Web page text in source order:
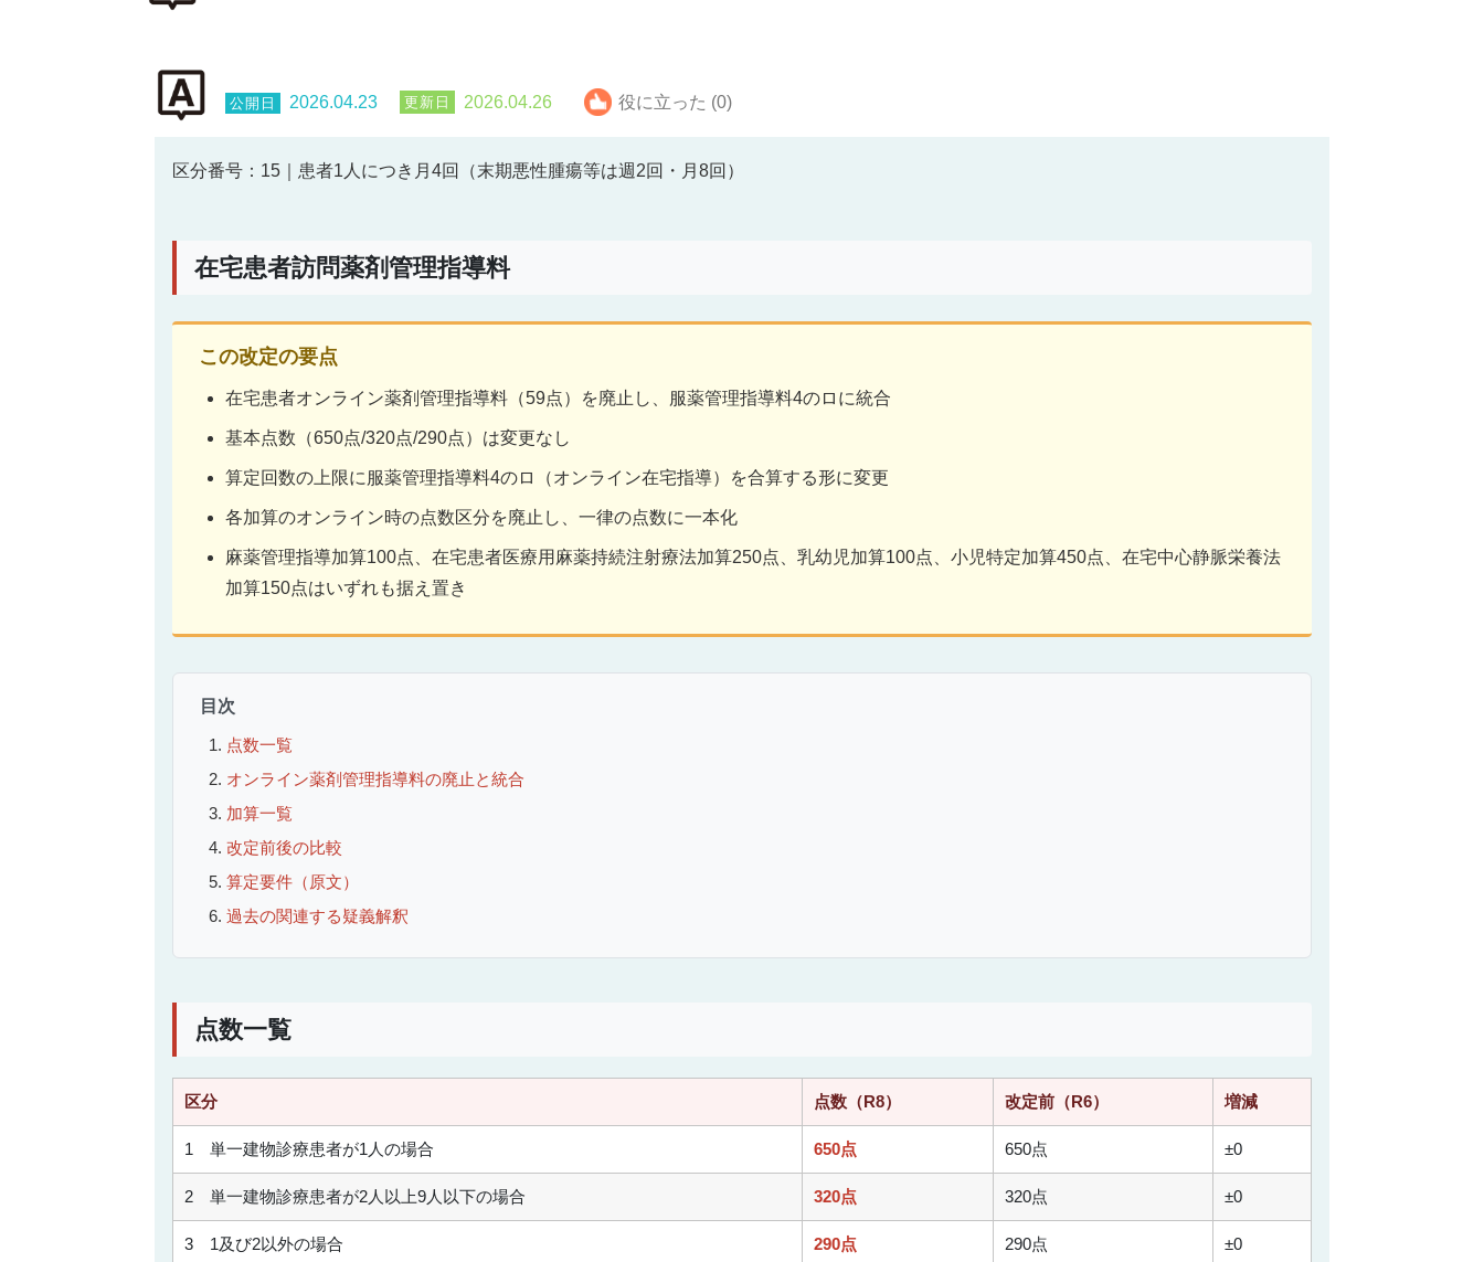
2026.04.23 2026.04.26 役に立った (0)
区分番号：15｜患者1人につき月4回（末期悪性腫瘍等は週2回・月8回）
在宅患者訪問薬剤管理指導料
この改定の要点
在宅患者オンライン薬剤管理指導料（59点）を廃止し、服薬管理指導料4のロに統合
基本点数（650点/320点/290点）は変更なし
算定回数の上限に服薬管理指導料4のロ（オンライン在宅指導）を合算する形に変更
各加算のオンライン時の点数区分を廃止し、一律の点数に一本化
麻薬管理指導加算100点、在宅患者医療用麻薬持続注射療法加算250点、乳幼児加算100点、小児特定加算450点、在宅中心静脈栄養法
加算150点はいずれも据え置き
目次
点数一覧
オンライン薬剤管理指導料の廃止と統合
加算一覧
改定前後の比較
算定要件（原文）
過去の関連する疑義解釈
点数一覧
区分 点数（R8） 改定前（R6） 増減
1 単一建物診療患者が1人の場合 650点 650点 ±0
2 単一建物診療患者が2人以上9人以下の場合 320点 320点 ±0
3 1及び2以外の場合 290点 290点 ±0